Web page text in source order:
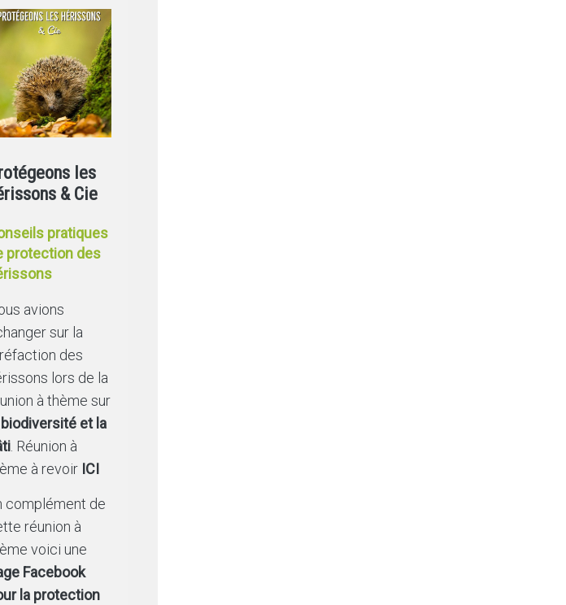
les
& Cie
pratiques
protection des
avions
sur la
des
lors de la
à thème sur
biodiversité et la
. Réunion à
à revoir ICI
complément de
réunion à
voici une
Facebook
la protection